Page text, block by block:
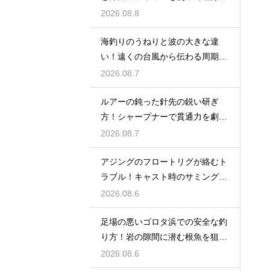
落出す
2026.08.8
海釣りのうねりと波の大きな違
い！遠くの台風から伝わる周期の
長い波の危険
2026.08.7
ルアーの鈍った針先の鋭い研ぎ
方！シャープナーで貫通力を劇的
に復活
2026.08.7
アジングのフロートリグが絡むト
ラブル！キャスト時のサミングで
防ぐ
2026.08.6
足場の悪いゴロタ浜での安全な釣
り方！岩の隙間に潜む根魚を狙う
仕掛け
2026.08.6